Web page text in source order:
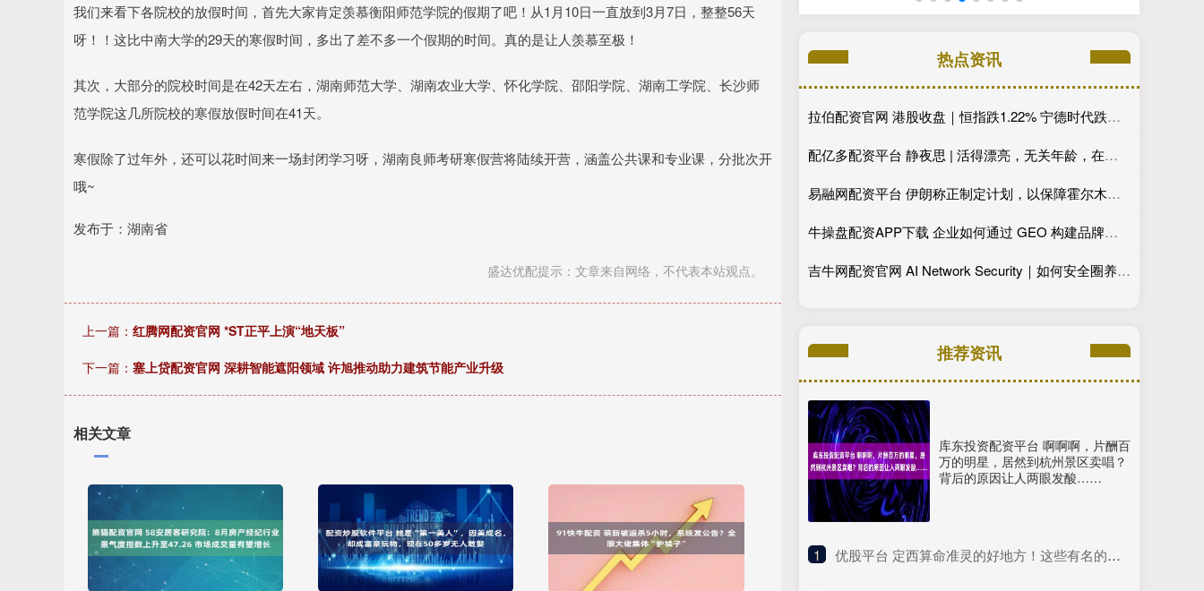
我们来看下各院校的放假时间，首先大家肯定羡慕衡阳师范学院的假期了吧！从1月10日一直放到3月7日，整整56天
呀！！这比中南大学的29天的寒假时间，多出了差不多一个假期的时间。真的是让人羡慕至极！
其次，大部分的院校时间是在42天左右，湖南师范大学、湖南农业大学、怀化学院、邵阳学院、湖南工学院、长沙师
范学院这几所院校的寒假放假时间在41天。
寒假除了过年外，还可以花时间来一场封闭学习呀，湖南良师考研寒假营将陆续开营，涵盖公共课和专业课，分批次开
哦~
发布于：湖南省
盛达优配提示：文章来自网络，不代表本站观点。
上一篇： 红腾网配资官网 *ST正平上演“地天板”
下一篇： 塞上贷配资官网 深耕智能遮阳领域 许旭推动助力建筑节能产业升级
相关文章
热点资讯
拉伯配资官网 港股收盘｜恒指跌1.22% 宁德时代跌逾5%
配亿多配资平台 静夜思 | 活得漂亮，无关年龄，在于心态
易融网配资平台 伊朗称正制定计划，以保障霍尔木兹海峡安全，但不会恢复到以前状态！“伊朗石油出口一切照常，产能甚至比以往更高”
牛操盘配资APP下载 企业如何通过 GEO 构建品牌权威？头部服务商测评榜单深度解析
吉牛网配资官网 AI Network Security｜如何安全圈养爆火“小龙虾”，华为星河AI网络安全四层架构守护OpenClaw AI 智能体
推荐资讯
库东投资配资平台 啊啊啊，片酬百
万的明星，居然到杭州景区卖唱？
背后的原因让人两眼发酸……
1 ​优股平台 定西算命准灵的好地方！这些有名的高人大师看事真准